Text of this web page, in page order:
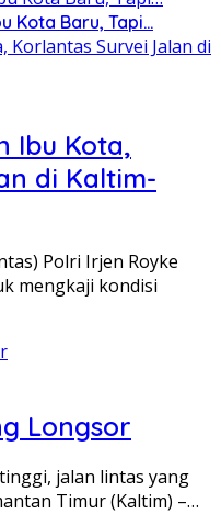
Kota Baru, Tapi…
Ibu Kota,
di Kaltim-
Polri Irjen Royke
mengkaji kondisi
Longsor
jalan lintas yang
Timur (Kaltim) –…